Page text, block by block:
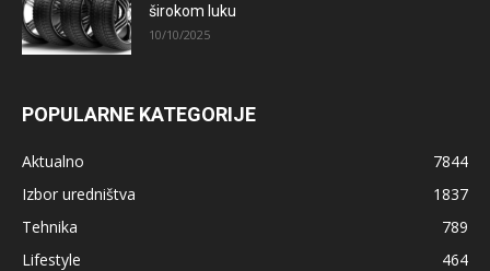
širokom luku
10/10/2025
POPULARNE KATEGORIJE
Aktualno
7844
Izbor uredništva
1837
Tehnika
789
Lifestyle
464